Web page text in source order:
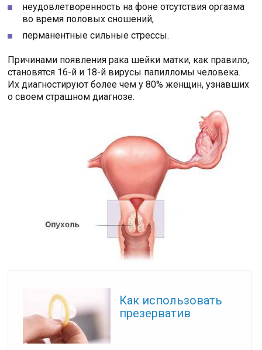
неудовлетворенность на фоне отсутствия оргазма
во время половых сношений,
перманентные сильные стрессы.
Причинами появления рака шейки матки, как правило,
становятся 16-й и 18-й вирусы папилломы человека.
Их диагностируют более чем у 80% женщин, узнавших
о своем страшном диагнозе.
Как использовать
презерватив